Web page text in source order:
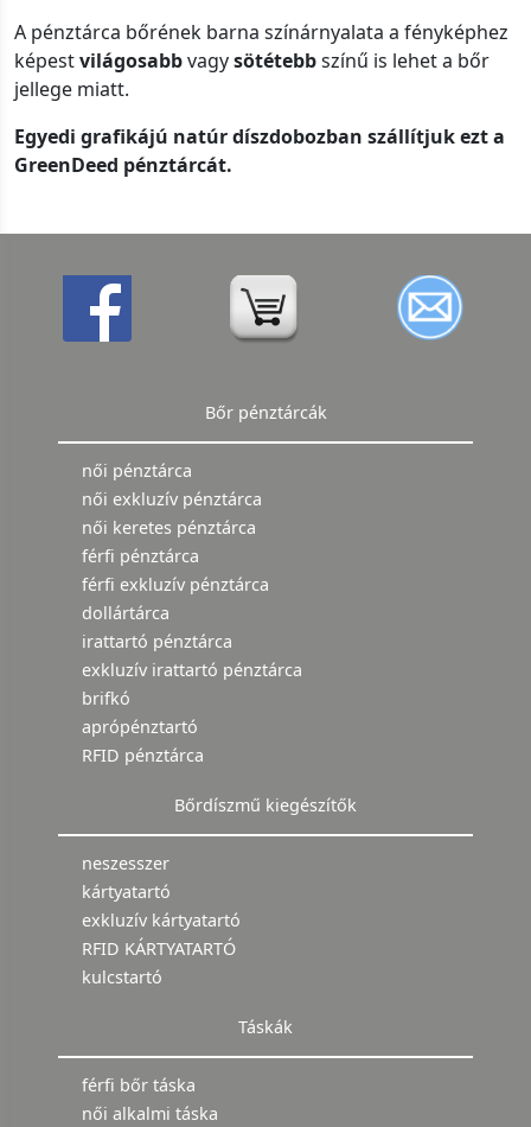
A pénztárca bőrének barna színárnyalata a fényképhez
képestvilágosabbvagysötétebbszínű is lehet a bőr
jellege miatt.
Egyedi grafikájú natúr díszdobozban szállítjuk ezt a
GreenDeed pénztárcát.
Bőr pénztárcák
női pénztárca
női exkluzív pénztárca
női keretes pénztárca
férfi pénztárca
férfi exkluzív pénztárca
dollártárca
irattartó pénztárca
exkluzív irattartó pénztárca
brifkó
aprópénztartó
RFID pénztárca
Bőrdíszmű kiegészítők
neszesszer
kártyatartó
exkluzív kártyatartó
RFID KÁRTYATARTÓ
kulcstartó
Táskák
férfi bőr táska
női alkalmi táska